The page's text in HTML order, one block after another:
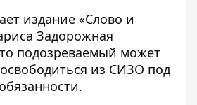
издание «Слово и
Задорожная
подозреваемый может
из СИЗО под